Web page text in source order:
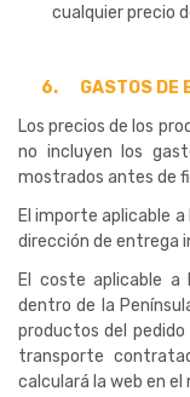
cualquier precio
6.
GASTOS DE
Los precios de los
no incluyen los
mostrados antes de
El importe aplicable
dirección de entrega
El coste aplicable a
dentro de la
productos del
transporte
calculará la web en